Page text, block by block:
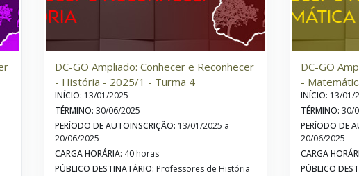
DC-GO Ampliado: Conhecer e Reconhecer
- História - 2025/1 - Turma 4
INÍCIO: 13/01/2025
TÉRMINO: 30/06/2025
PERÍODO DE AUTOINSCRIÇÃO: 13/01/2025 a
20/06/2025
CARGA HORÁRIA: 40 horas
PÚBLICO DESTINATÁRIO: Professores de História
DC-GO
-
INÍCIO: 13/01/
TÉRMINO: 30/
PERÍODO DE
20/06/2025
CARGA
PÚBLICO